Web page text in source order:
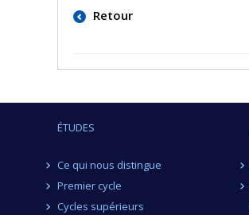
Retour
ÉTUDES
Ce qui nous distingue
Premier cycle
Cycles supérieurs